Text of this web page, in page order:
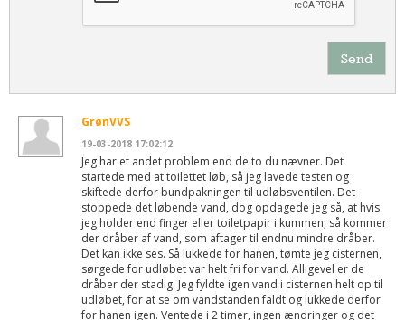
Send
GrønVVS
19-03-2018 17:02:12
Jeg har et andet problem end de to du nævner. Det
startede med at toilettet løb, så jeg lavede testen og
skiftede derfor bundpakningen til udløbsventilen. Det
stoppede det løbende vand, dog opdagede jeg så, at hvis
jeg holder end finger eller toiletpapir i kummen, så kommer
der dråber af vand, som aftager til endnu mindre dråber.
Det kan ikke ses. Så lukkede for hanen, tømte jeg cisternen,
sørgede for udløbet var helt fri for vand. Alligevel er de
dråber der stadig. Jeg fyldte igen vand i cisternen helt op til
udløbet, for at se om vandstanden faldt og lukkede derfor
for hanen igen. Ventede i 2 timer, ingen ændringer og det